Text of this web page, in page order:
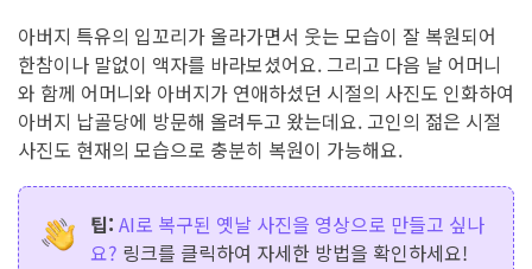
아버지 특유의 입꼬리가 올라가면서 웃는 모습이 잘 복원되어
한참이나 말없이 액자를 바라보셨어요. 그리고 다음 날 어머니
와 함께 어머니와 아버지가 연애하셨던 시절의 사진도 인화하여
아버지 납골당에 방문해 올려두고 왔는데요. 고인의 젊은 시절
사진도 현재의 모습으로 충분히 복원이 가능해요.
팁: AI로 복구된 옛날 사진을 영상으로 만들고 싶나
요? 링크를 클릭하여 자세한 방법을 확인하세요!